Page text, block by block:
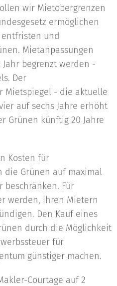
wir Mietobergrenzen
ermöglichen
und
Mietanpassungen
begrenzt werden -
Der
Mietspiegel - die aktuelle
auf sechs Jahre erhöht
Grünen künftig 20 Jahre
Kosten für
die Grünen auf maximal
beschränken. Für
werden, ihren Mietern
Den Kauf eines
durch die Möglichkeit
für
günstiger machen.
Courtage auf 2